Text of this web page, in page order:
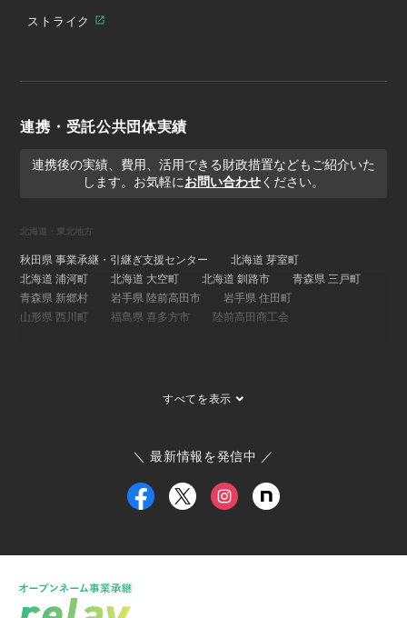
ストライク
連携・受託公共団体実績
連携後の実績、費用、活用できる財政措置などもご紹介いた
します。お気軽にお問い合わせください。
すべてを表示
北海道・東北地方
秋田県 事業承継・引継ぎ支援センター
北海道 芽室町
北海道 浦河町
北海道 大空町 北海道 釧路市
青森県 三戸町
青森県 新郷村
岩手県 陸前高田市
岩手県 住田町
山形県 西川町
福島県 喜多方市 陸前高田商工会
茨城県 稲敷市 群馬県 桐生市
小田原箱根商工会議所
福井県 事業承継・引継ぎ支援センター
富山県
新潟県 南魚沼市
新潟県 糸魚川市
新潟県 出雲崎町
新潟県 関川村
＼ 最新情報を発信中 ／